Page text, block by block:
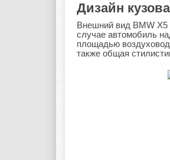
Дизайн
Внешний вид BMW X5
случае автомобиль
площадью
также общая